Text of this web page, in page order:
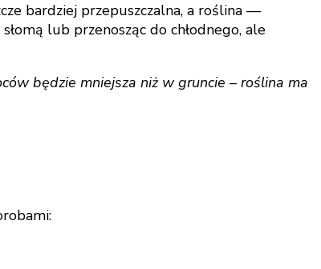
bardziej przepuszczalna, a roślina —
lub przenosząc do chłodnego, ale
będzie mniejsza niż w gruncie – roślina ma